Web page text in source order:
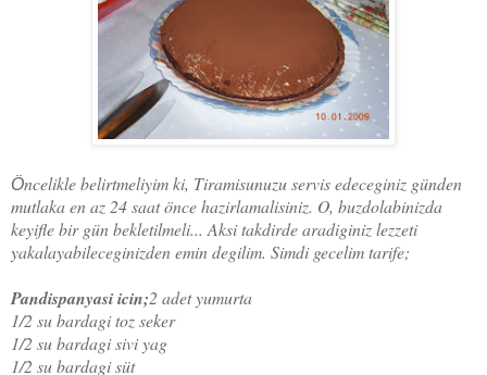
Öncelikle belirtmeliyim ki, Tiramisunuzu servis edeceginiz günden
mutlaka en az 24 saat önce hazirlamalisiniz. O, buzdolabinizda
keyifle bir gün bekletilmeli... Aksi takdirde aradiginiz lezzeti
yakalayabileceginizden emin degilim. Simdi gecelim tarife;
Pandispanyasi icin;2 adet yumurta
1/2 su bardagi toz seker
1/2 su bardagi sivi yag
1/2 su bardagi süt